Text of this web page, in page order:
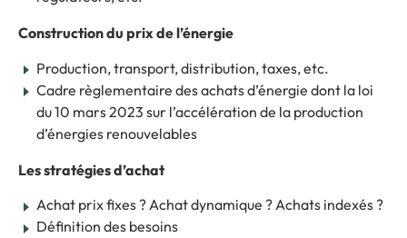
Construction du prix de l’énergie
Production, transport, distribution, taxes, etc.
Cadre règlementaire des achats d’énergie dont la loi
du 10 mars 2023 sur l’accélération de la production
d’énergies renouvelables
Les stratégies d’achat
Achat prix fixes ? Achat dynamique ? Achats indexés ?
Définition des besoins